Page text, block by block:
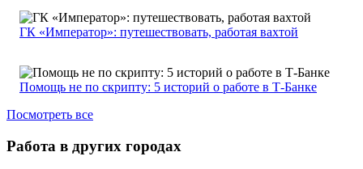
ГК «Император»: путешествовать, работая вахтой
Помощь не по скрипту: 5 историй о работе в Т-Банке
Посмотреть все
Работа в других городах